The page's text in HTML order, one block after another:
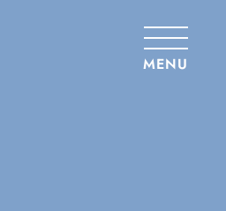
MENU